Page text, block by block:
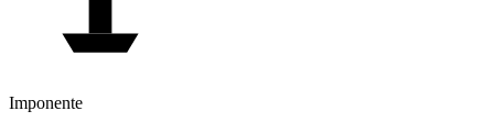
Imponente